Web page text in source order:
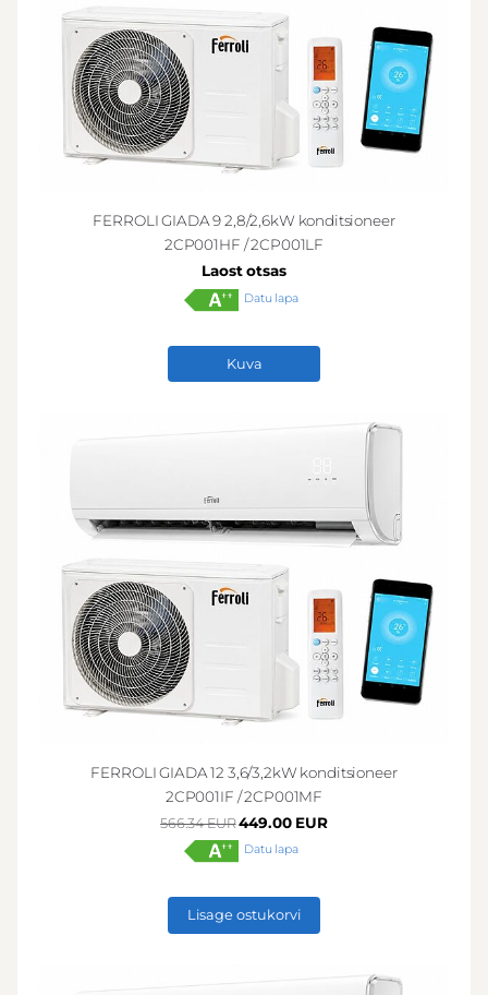
FERROLI GIADA 9 2,8/2,6kW konditsioneer
2CP001HF / 2CP001LF
Laost otsas
Datu lapa
Kuva
FERROLI GIADA 12 3,6/3,2kW konditsioneer
2CP001IF / 2CP001MF
566.34 EUR449.00 EUR
Datu lapa
Lisage ostukorvi